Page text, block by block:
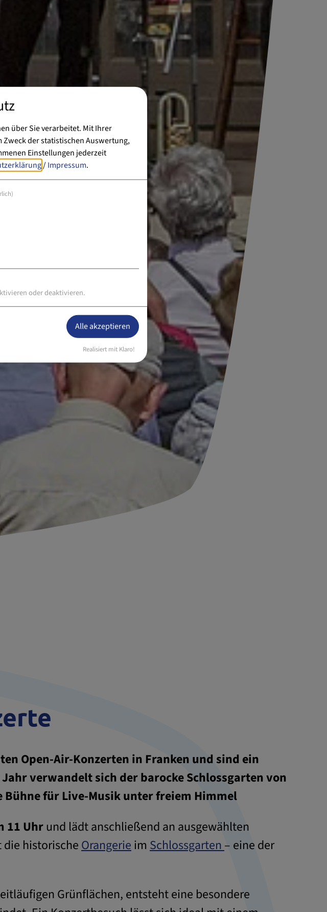
Open-Air-Konzerten in Franken und sind ein
verwandelt sich der barocke Schlossgarten von
für Live-Musik unter freiem Himmel
11 Uhrund lädt anschließend an ausgewählten
die historische Orangerie im Schlossgarten – eine der
Grünflächen, entsteht eine besondere
über Sie verarbeitet. Mit Ihrer
Zweck der statistischen Auswertung,
Einstellungen jederzeit
/Impressum.
oder deaktivieren.
Alle akzeptieren
Realisiert mit Klaro!